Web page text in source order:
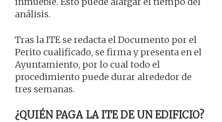
análisis.
Tras la ITE se redacta el Documento por el
Perito cualificado, se firma y presenta en el
Ayuntamiento, por lo cual todo el
procedimiento puede durar alrededor de
tres semanas.
¿QUIÉN PAGA LA ITE DE UN EDIFICIO?